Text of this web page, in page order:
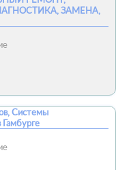
ЗАМЕНА,
Системы